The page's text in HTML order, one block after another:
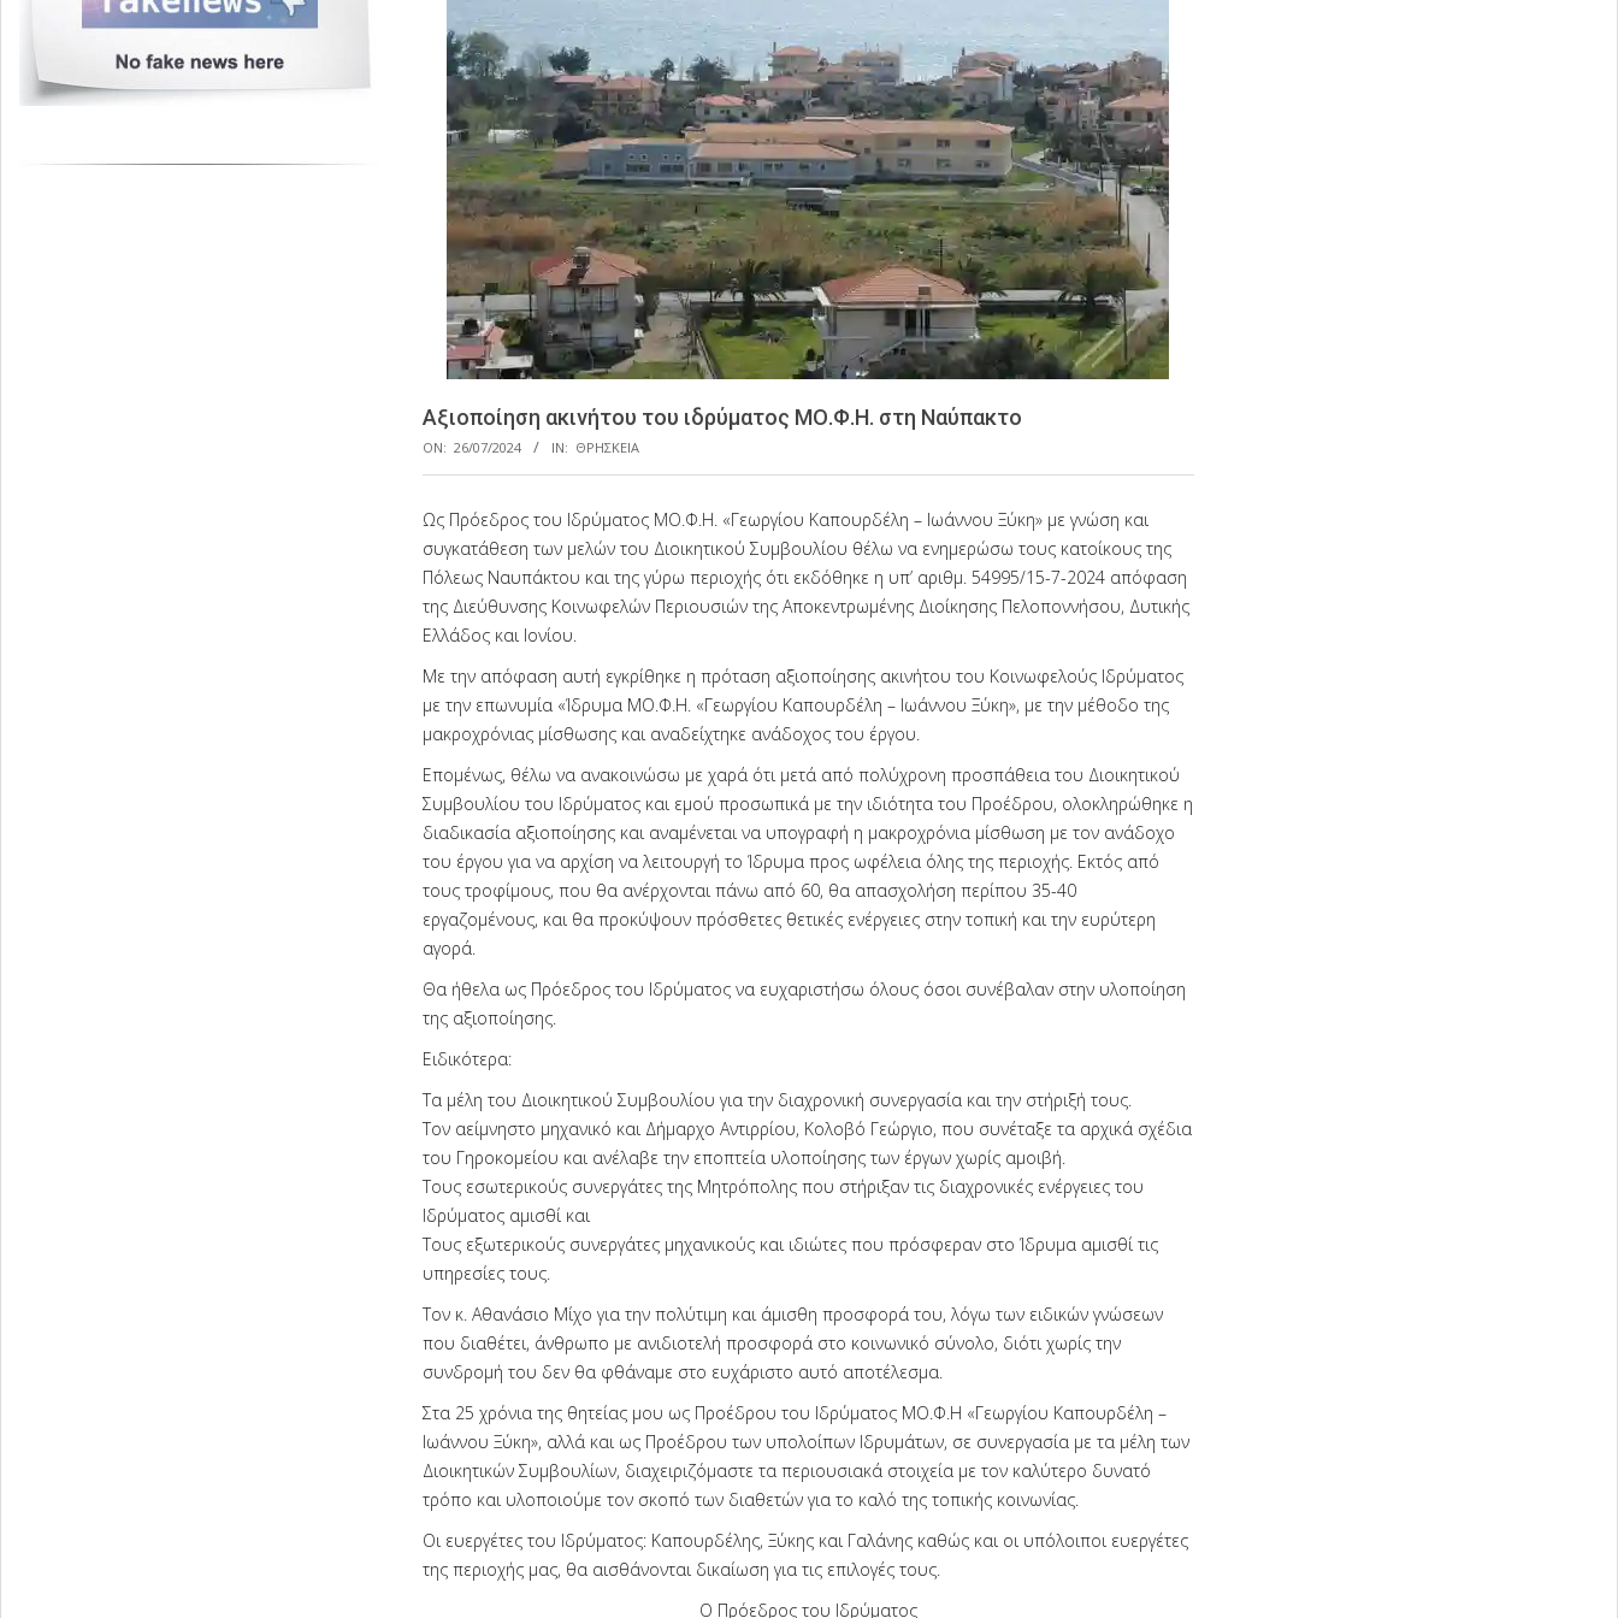
Αξιοποίηση ακινήτου του ιδρύματος ΜΟ.Φ.Η. στη Ναύπακτο
ON: 26/07/2024 IN: ΘΡΗΣΚΕΙΑ
Ως Πρόεδρος του Ιδρύματος ΜΟ.Φ.Η. «Γεωργίου Καπουρδέλη – Ιωάννου Ξύκη» με γνώση και
συγκατάθεση των μελών του Διοικητικού Συμβουλίου θέλω να ενημερώσω τους κατοίκους της
Πόλεως Ναυπάκτου και της γύρω περιοχής ότι εκδόθηκε η υπ’ αριθμ. 54995/15-7-2024 απόφαση
της Διεύθυνσης Κοινωφελών Περιουσιών της Αποκεντρωμένης Διοίκησης Πελοποννήσου, Δυτικής
Ελλάδος και Ιονίου.
Με την απόφαση αυτή εγκρίθηκε η πρόταση αξιοποίησης ακινήτου του Κοινωφελούς Ιδρύματος
με την επωνυμία «Ίδρυμα ΜΟ.Φ.Η. «Γεωργίου Καπουρδέλη – Ιωάννου Ξύκη», με την μέθοδο της
μακροχρόνιας μίσθωσης και αναδείχτηκε ανάδοχος του έργου.
Επομένως, θέλω να ανακοινώσω με χαρά ότι μετά από πολύχρονη προσπάθεια του Διοικητικού
Συμβουλίου του Ιδρύματος και εμού προσωπικά με την ιδιότητα του Προέδρου, ολοκληρώθηκε η
διαδικασία αξιοποίησης και αναμένεται να υπογραφή η μακροχρόνια μίσθωση με τον ανάδοχο
του έργου για να αρχίση να λειτουργή το Ίδρυμα προς ωφέλεια όλης της περιοχής. Εκτός από
τους τροφίμους, που θα ανέρχονται πάνω από 60, θα απασχολήση περίπου 35-40
εργαζομένους, και θα προκύψουν πρόσθετες θετικές ενέργειες στην τοπική και την ευρύτερη
αγορά.
Θα ήθελα ως Πρόεδρος του Ιδρύματος να ευχαριστήσω όλους όσοι συνέβαλαν στην υλοποίηση
της αξιοποίησης.
Ειδικότερα:
Τα μέλη του Διοικητικού Συμβουλίου για την διαχρονική συνεργασία και την στήριξή τους.
Τον αείμνηστο μηχανικό και Δήμαρχο Αντιρρίου, Κολοβό Γεώργιο, που συνέταξε τα αρχικά σχέδια
του Γηροκομείου και ανέλαβε την εποπτεία υλοποίησης των έργων χωρίς αμοιβή.
Τους εσωτερικούς συνεργάτες της Μητρόπολης που στήριξαν τις διαχρονικές ενέργειες του
Ιδρύματος αμισθί και
Τους εξωτερικούς συνεργάτες μηχανικούς και ιδιώτες που πρόσφε­ραν στο Ίδρυμα αμισθί τις
υπηρεσίες τους.
Τον κ. Αθανάσιο Μίχο για την πολύτιμη και άμισθη προσφορά του, λόγω των ειδικών γνώσεων
που διαθέτει, άνθρωπο με ανιδιοτελή προσφορά στο κοινωνικό σύνολο, διότι χωρίς την
συνδρομή του δεν θα φθάναμε στο ευχάριστο αυτό αποτέλεσμα.
Στα 25 χρόνια της θητείας μου ως Προέδρου του Ιδρύματος ΜΟ.Φ.Η «Γεωργίου Καπουρδέλη –
Ιωάννου Ξύκη», αλλά και ως Προέδρου των υπο­λοίπων Ιδρυμάτων, σε συνεργασία με τα μέλη των
Διοικητικών Συμβουλίων, διαχειριζόμαστε τα περιουσιακά στοιχεία με τον καλύτερο δυνατό
τρόπο και υλοποιούμε τον σκοπό των διαθετών για το καλό της τοπικής κοινωνίας.
Οι ευεργέτες του Ιδρύματος: Καπουρδέλης, Ξύκης και Γαλάνης καθώς και οι υπόλοιποι ευεργέτες
της περιοχής μας, θα αισθάνονται δικαίωση για τις επιλογές τους.
Ο Πρόεδρος του Ιδρύματος